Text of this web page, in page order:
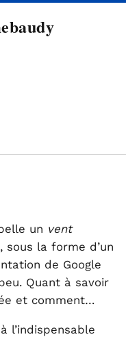
un vent
sous la forme d’un
de Google
Quant à savoir
et comment…
l’indispensable